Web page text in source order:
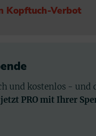
Kopftuch-Verbot
und kostenlos - und
PRO mit Ihrer